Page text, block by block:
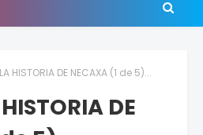
HISTORIA DE NECAXA (1 de 5)...
DE